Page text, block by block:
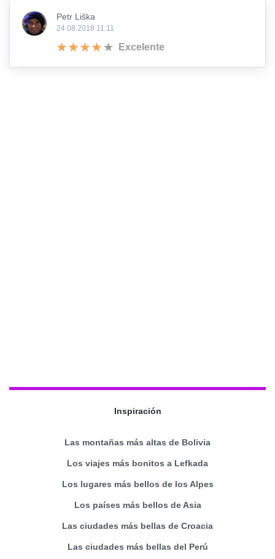
Petr Liška
24.08.2018 11:11
Excelente
Inspiración
Las montañas más altas de Bolivia
Los viajes más bonitos a Lefkada
Los lugares más bellos de los Alpes
Los países más bellos de Asia
Las ciudades más bellas de Croacia
Las ciudades más bellas del Perú